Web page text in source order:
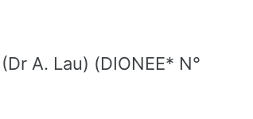
A. Lau) (DIONEE* N°